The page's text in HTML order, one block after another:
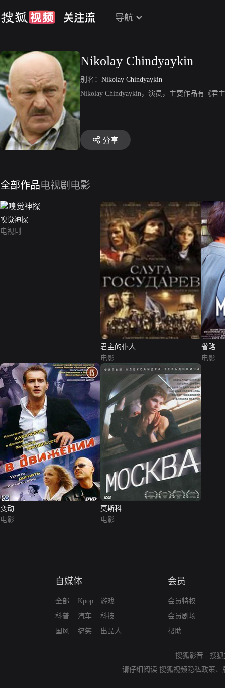
导航
Nikolay Chindyaykin
别名： Nikolay Chindyaykin
Nikolay Chindyaykin，演员，主要作品有《君
分享
全部作品电视剧 电影
嗅觉神探
电视剧
君主的仆人
电影
省略
电影
变动
电影
莫斯科
电影
自媒体
全部
科普
国风
Kpop
汽车
搞笑
游戏
科技
出品人
会员
会员特权
会员剧场
帮助
搜狐影音 - 搜
请仔细阅读 搜狐视频隐私政策、